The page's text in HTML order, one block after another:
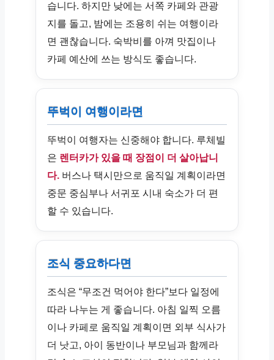
습니다. 하지만 낮에는 서쪽 카페와 관광
지를 돌고, 밤에는 조용히 쉬는 여행이라
면 괜찮습니다. 숙박비를 아껴 맛집이나
카페 예산에 쓰는 방식도 좋습니다.
뚜벅이 여행이라면
뚜벅이 여행자는 신중해야 합니다. 루체빌
은 렌터카가 있을 때 장점이 더 살아납니
다. 버스나 택시만으로 움직일 계획이라면
중문 중심부나 서귀포 시내 숙소가 더 편
할 수 있습니다.
조식 중요하다면
조식은 “무조건 먹어야 한다”보다 일정에
따라 나누는 게 좋습니다. 아침 일찍 오름
이나 카페로 움직일 계획이면 외부 식사가
더 낫고, 아이 동반이나 부모님과 함께라